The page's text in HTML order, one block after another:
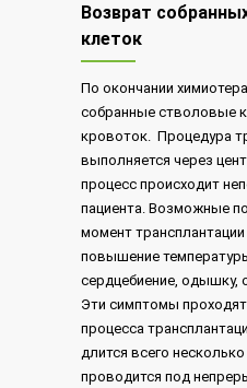
Возврат
клеток
По окончании
собранные стволовые
кровоток. Процедура
выполняется через
процесс происходит
пациента. Возможные
момент
повышение
сердцебиение, одышку,
Эти симптомы
процесса
длится всего
проводится под